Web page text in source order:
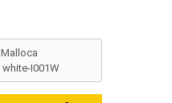
Malloca
white-I001W